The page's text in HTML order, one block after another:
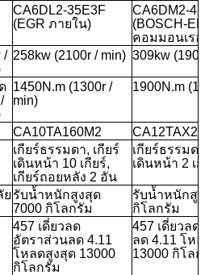
CA6DL2-35E3F
(EGR ภายใน)
CA6DM2-
(BOSCH-
คอมมอนเรล
/ 258kw (2100r / min) 309kw
1450N.m (1300r /
min)
1900N.m
CA10TA160M2
เกียร์ธรรมดา, เกียร์
เดินหน้า 10 เกียร์,
เกียร์ถอยหลัง 2 อัน
เกียร์ธรรมด
เดินหน้า 2 เ
ย รับน้ำหนักสูงสุด
7000 กิโลกรัม
รับน้ำหนักสู
กิโลกรัม
457 เดี่ยวลด
อัตราส่วนลด 4.11
โหลดสูงสุด 13000
กิโลกรัม
457 เดี่ยวล
ลด 4.11 โห
13000 กิโล